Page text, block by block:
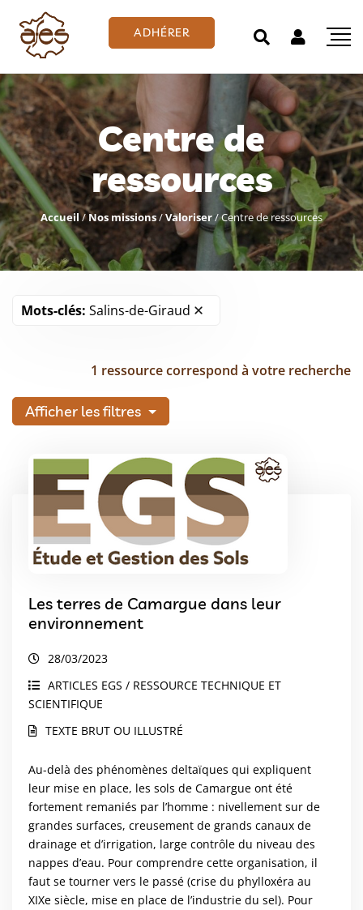
ADHÉRER
Centre de
ressources
Accueil/Nos missions/Valoriser/Centre de ressources
Mots-clés: Salins-de-Giraud
1 ressource correspond à votre recherche
Afficher les filtres
Les terres de Camargue dans leur
environnement
28/03/2023
ARTICLES EGS / RESSOURCE TECHNIQUE ET
SCIENTIFIQUE
TEXTE BRUT OU ILLUSTRÉ
Au-delà des phénomènes deltaïques qui expliquent
leur mise en place, les sols de Camargue ont été
fortement remaniés par l’homme : nivellement sur de
grandes surfaces, creusement de grands canaux de
drainage et d’irrigation, large contrôle du niveau des
nappes d’eau. Pour comprendre cette organisation, il
faut se tourner vers le passé (crise du phylloxéra au
XIXe siècle, mise en place de l’industrie du sel). Pour